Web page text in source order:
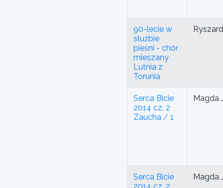
90-lecie w
służbie
pieśni - chór
mieszany
Lutnia z
Torunia
Serca Bicie
2014 cz. 2
Zaucha / 1
Magda
Serca Bicie
Magda